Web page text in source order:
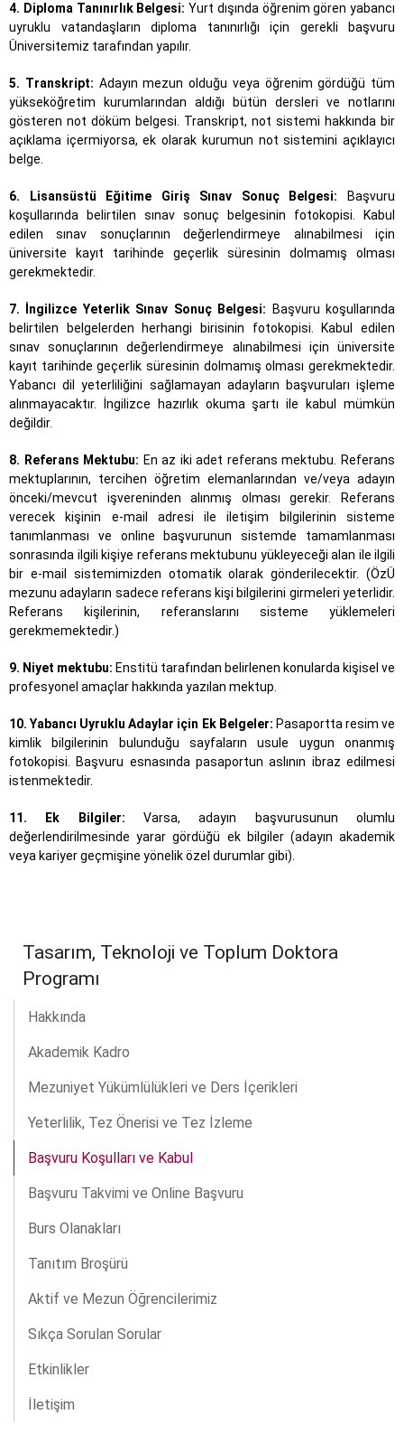
4. Diploma Tanınırlık Belgesi: Yurt dışında öğrenim gören yabancı
uyruklu vatandaşların diploma tanınırlığı için gerekli başvuru
Üniversitemiz tarafından yapılır.
5. Transkript: Adayın mezun olduğu veya öğrenim gördüğü tüm
yükseköğretim kurumlarından aldığı bütün dersleri ve notlarını
gösteren not döküm belgesi. Transkript, not sistemi hakkında bir
açıklama içermiyorsa, ek olarak kurumun not sistemini açıklayıcı
belge.
6. Lisansüstü Eğitime Giriş Sınav Sonuç Belgesi: Başvuru
koşullarında belirtilen sınav sonuç belgesinin fotokopisi. Kabul
edilen sınav sonuçlarının değerlendirmeye alınabilmesi için
üniversite kayıt tarihinde geçerlik süresinin dolmamış olması
gerekmektedir.
7. İngilizce Yeterlik Sınav Sonuç Belgesi: Başvuru koşullarında
belirtilen belgelerden herhangi birisinin fotokopisi. Kabul edilen
sınav sonuçlarının değerlendirmeye alınabilmesi için üniversite
kayıt tarihinde geçerlik süresinin dolmamış olması gerekmektedir.
Yabancı dil yeterliliğini sağlamayan adayların başvuruları işleme
alınmayacaktır. İngilizce hazırlık okuma şartı ile kabul mümkün
değildir.
8. Referans Mektubu: En az iki adet referans mektubu. Referans
mektuplarının, tercihen öğretim elemanlarından ve/veya adayın
önceki/mevcut işvereninden alınmış olması gerekir. Referans
verecek kişinin e-mail adresi ile iletişim bilgilerinin sisteme
tanımlanması ve online başvurunun sistemde tamamlanması
sonrasında ilgili kişiye referans mektubunu yükleyeceği alan ile ilgili
bir e-mail sistemimizden otomatik olarak gönderilecektir. (ÖzÜ
mezunu adayların sadece referans kişi bilgilerini girmeleri yeterlidir.
Referans kişilerinin, referanslarını sisteme yüklemeleri
gerekmemektedir.)
9. Niyet mektubu: Enstitü tarafından belirlenen konularda kişisel ve
profesyonel amaçlar hakkında yazılan mektup.
10. Yabancı Uyruklu Adaylar için Ek Belgeler: Pasaportta resim ve
kimlik bilgilerinin bulunduğu sayfaların usule uygun onanmış
fotokopisi. Başvuru esnasında pasaportun aslının ibraz edilmesi
istenmektedir.
11. Ek Bilgiler: Varsa, adayın başvurusunun olumlu
değerlendirilmesinde yarar gördüğü ek bilgiler (adayın akademik
veya kariyer geçmişine yönelik özel durumlar gibi).
Tasarım, Teknoloji ve Toplum Doktora
Programı
Hakkında
Akademik Kadro
Mezuniyet Yükümlülükleri ve Ders İçerikleri
Yeterlilik, Tez Önerisi ve Tez İzleme
Başvuru Koşulları ve Kabul
Başvuru Takvimi ve Online Başvuru
Burs Olanakları
Tanıtım Broşürü
Aktif ve Mezun Öğrencilerimiz
Sıkça Sorulan Sorular
Etkinlikler
İletişim